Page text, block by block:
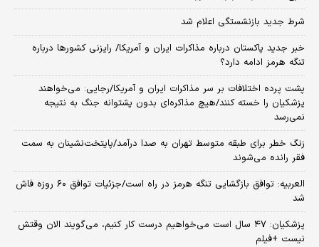
شرط جدید بازنشستگی اعلام شد
خبر جدید پاکستان درباره مذاکرات ایران و آمریکا/ رایزنی کشورها درباره
تنگه هرمز ادامه دارد؟
پشت پرده اختلافات بر سر مذاکرات ایران و آمریکا/رجایی: می‌خواهند
پزشکیان را خسته کنند/هیچ مذاکره‌ای بدون پشتوانه جنگ به نتیجه
نمی‌رسد
زنگ خطر برای طبقه متوسط تهران به صدا درآمد/پایتخت‌نشینان به سمت
فقر رانده می‌شوند
العربیه: توافق بازگشایی تنگه هرمز در راه است/جزئیات توافق ۶۰ روزه فاش
شد
پزشکیان: ۴۷ سال است می‌خواهیم درست کار کنیم، می‌گویند الان وقتش
نیست +فیلم